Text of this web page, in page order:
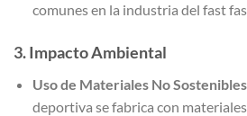
comunes en la industria del fast
3. Impacto Ambiental
Uso de Materiales No
deportiva se fabrica con